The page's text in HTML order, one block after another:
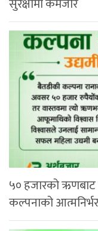
५० हजारको
कल्पनाको